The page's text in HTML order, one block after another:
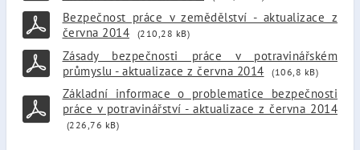
Bezpečnost práce v zemědělství - aktualizace z
června 2014
(210,28 kB)
Zásady bezpečnosti práce v potravinářském
průmyslu - aktualizace z června 2014
(106,8 kB)
Základní informace o problematice bezpečnosti
práce v potravinářství - aktualizace z června 2014
(226,76 kB)